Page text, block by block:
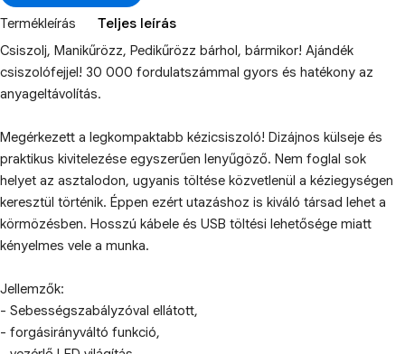
Termékleírás
Teljes leírás
Csiszolj, Manikűrözz, Pedikűrözz bárhol, bármikor! Ajándék
csiszolófejjel! 30 000 fordulatszámmal gyors és hatékony az
anyageltávolítás.
Megérkezett a legkompaktabb kézicsiszoló! Dizájnos külseje és
praktikus kivitelezése egyszerűen lenyűgöző. Nem foglal sok
helyet az asztalodon, ugyanis töltése közvetlenül a kéziegységen
keresztül történik. Éppen ezért utazáshoz is kiváló társad lehet a
körmözésben. Hosszú kábele és USB töltési lehetősége miatt
kényelmes vele a munka.
Jellemzők:
- Sebességszabályzóval ellátott,
- forgásirányváltó funkció,